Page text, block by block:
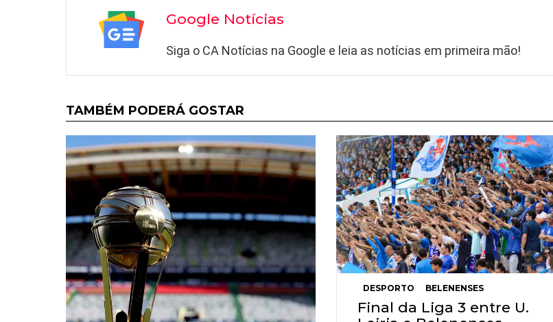
Google Notícias
Siga o CA Notícias na Google e leia as notícias em primeira mão!
TAMBÉM PODERÁ GOSTAR
DESPORTO BELENENSES
Final da Liga 3 entre U.